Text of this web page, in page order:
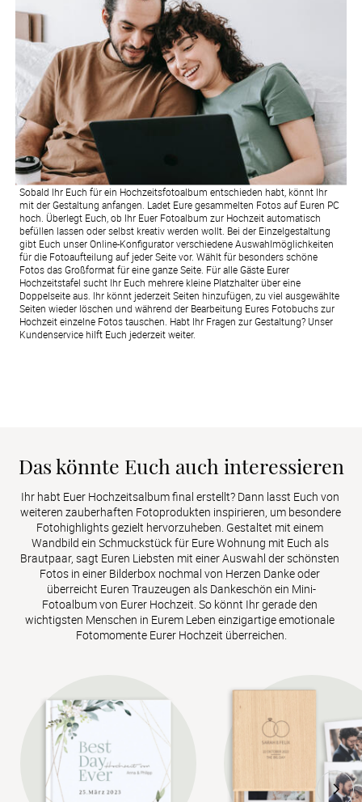
Sobald Ihr Euch für ein Hochzeitsfotoalbum entschieden habt, könnt Ihr
mit der Gestaltung anfangen. Ladet Eure gesammelten Fotos auf Euren PC
hoch. Überlegt Euch, ob Ihr Euer Fotoalbum zur Hochzeit automatisch
befüllen lassen oder selbst kreativ werden wollt. Bei der Einzelgestaltung
gibt Euch unser Online-Konfigurator verschiedene Auswahlmöglichkeiten
für die Fotoaufteilung auf jeder Seite vor. Wählt für besonders schöne
Fotos das Großformat für eine ganze Seite. Für alle Gäste Eurer
Hochzeitstafel sucht Ihr Euch mehrere kleine Platzhalter über eine
Doppelseite aus. Ihr könnt jederzeit Seiten hinzufügen, zu viel ausgewählte
Seiten wieder löschen und während der Bearbeitung Eures Fotobuchs zur
Hochzeit einzelne Fotos tauschen. Habt Ihr Fragen zur Gestaltung? Unser
Kundenservice hilft Euch jederzeit weiter.
Das könnte Euch auch interessieren
Ihr habt Euer Hochzeitsalbum final erstellt? Dann lasst Euch von
weiteren zauberhaften Fotoprodukten inspirieren, um besondere
Fotohighlights gezielt hervorzuheben. Gestaltet mit einem
Wandbild ein Schmuckstück für Eure Wohnung mit Euch als
Brautpaar, sagt Euren Liebsten mit einer Auswahl der schönsten
Fotos in einer Bilderbox nochmal von Herzen Danke oder
überreicht Euren Trauzeugen als Dankeschön ein Mini-
Fotoalbum von Eurer Hochzeit. So könnt Ihr gerade den
wichtigsten Menschen in Eurem Leben einzigartige emotionale
Fotomomente Eurer Hochzeit überreichen.